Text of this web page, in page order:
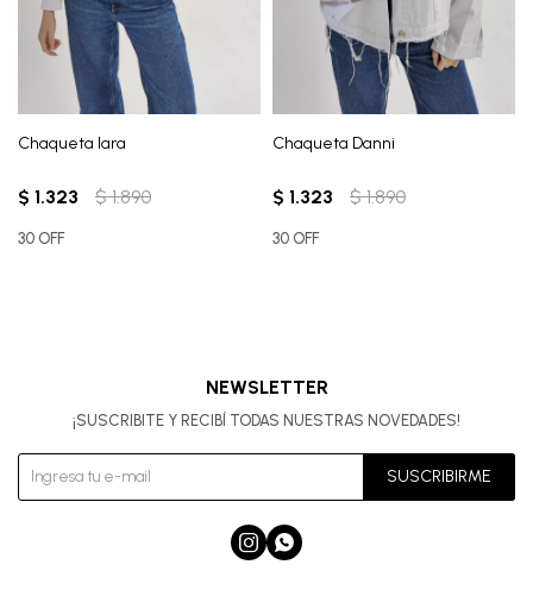
Chaqueta Iara
$ 1.323 $ 1.890
30 OFF
Chaqueta Danni
$ 1.323 $ 1.890
30 OFF
NEWSLETTER
¡SUSCRIBITE Y RECIBÍ TODAS NUESTRAS NOVEDADES!
SUSCRIBIRME
 